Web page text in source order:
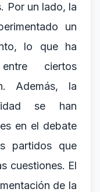
Por un lado, la
un
lo que ha
ciertos
Además, la
se han
en el debate
partidos que
cuestiones. El
de la